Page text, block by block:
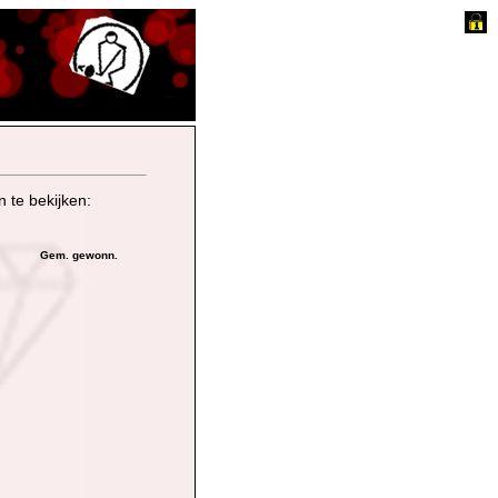
te bekijken:
Gem. gewonn.